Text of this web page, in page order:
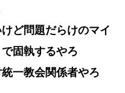
ど問題だらけのマイ
固執するやろ
一教会関係者やろ